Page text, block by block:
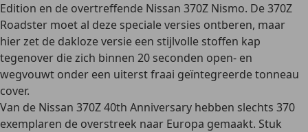
Edition en de overtreffende Nissan 370Z Nismo. De 370Z
Roadster moet al deze speciale versies ontberen, maar
hier zet de dakloze versie een stijlvolle stoffen kap
tegenover die zich binnen 20 seconden open- en
wegvouwt onder een uiterst fraai geïntegreerde tonneau
cover.
Van de Nissan 370Z 40th Anniversary hebben slechts 370
exemplaren de overstreek naar Europa gemaakt. Stuk